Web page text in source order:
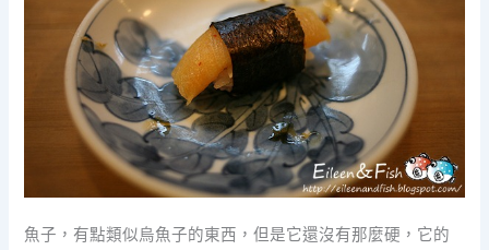
魚子，有點類似烏魚子的東西，但是它還沒有那麼硬，它的